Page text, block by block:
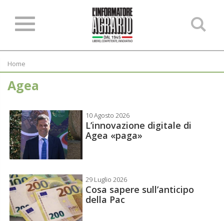
Home
Agea
10 Agosto 2026
L’innovazione digitale di
Agea «paga»
29 Luglio 2026
Cosa sapere sull’anticipo
della Pac